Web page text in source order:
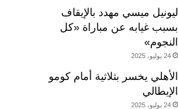
ليونيل ميسي مهدد بالإيقاف
بسبب غيابه عن مباراة «كل
النجوم»
24 يوليو، 2025
الأهلي يخسر بثلاثية أمام كومو
الإيطالي
24 يوليو، 2025